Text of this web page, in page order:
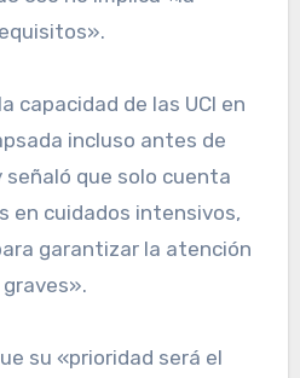
capacidad de las UCI en
incluso antes de
señaló que solo cuenta
en cuidados intensivos,
garantizar la atención
su «prioridad será el